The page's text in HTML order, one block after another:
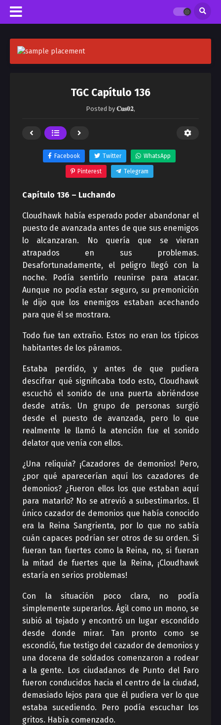
TGC Capítulo 136
Posted by 𝐂𝐮𝐬𝟎𝟐,
Facebook Twitter WhatsApp
Pinterest Telegram
Capítulo 136 – Luchando
Cloudhawk había esperado poder abandonar el
puesto de avanzada antes de que sus enemigos
lo alcanzaran. No quería que se vieran
atrapados en sus problemas.
Desafortunadamente, el peligro llegó con la
noche. Podía sentirlo reunirse para atacar.
Aunque no podía estar seguro, su premonición
le dijo que los enemigos estaban acechando
para que él se mostrara.
Todo fue tan extraño. Estos no eran los típicos
habitantes de los páramos.
Estaba perdido, y antes de que pudiera
descifrar qué significaba todo esto, Cloudhawk
escuchó el sonido de una puerta abriéndose
desde atrás. Un grupo de personas surgió
desde el puesto de avanzada, pero lo que
realmente le llamó la atención fue el sonido
delator que venía con ellos.
¿Una reliquia? ¡Cazadores de demonios! Pero,
¿por qué aparecerían aquí los cazadores de
demonios? ¿Fueron ellos los que estaban aquí
para matarlo? No se atrevió a subestimarlos. El
único cazador de demonios que había conocido
era la Reina Sangrienta, por lo que no sabía
cuán capaces podrían ser otros de su orden. Si
fueran tan fuertes como la Reina, no, si fueran
la mitad de fuertes que la Reina, ¡Cloudhawk
estaría en serios problemas!
Con la situación poco clara, no podía
simplemente superarlos. Ágil como un mono, se
subió al tejado y encontró un lugar escondido
desde donde mirar. Tan pronto como se
escondió, fue testigo del cazador de demonios y
una docena de soldados comenzaron a rodear
a la gente. Los ciudadanos de Punto del Faro
fueron conducidos hacia el centro de la ciudad,
demasiado lejos para que él pudiera ver lo que
estaba sucediendo. Pero podía escuchar los
gritos. Había comenzado.